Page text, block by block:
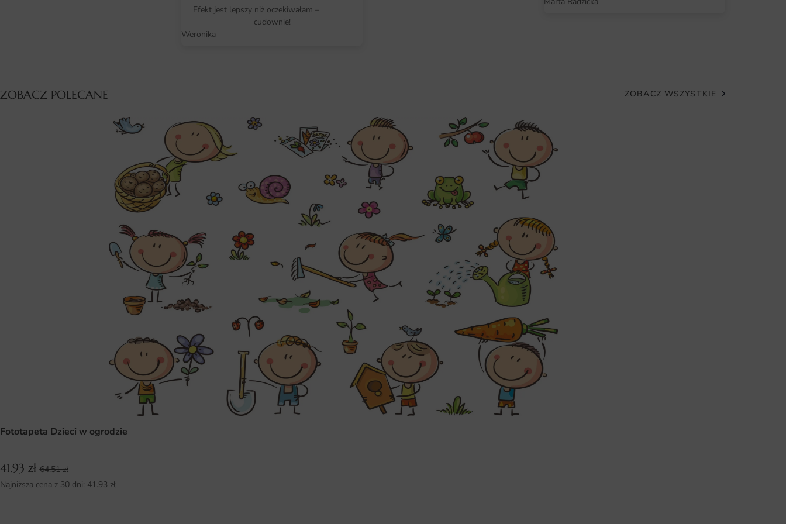
Efekt jest lepszy niż oczekiwałam –
cudownie!
Weronika
ZOBACZ POLECANE ZOBACZ WSZYSTKIE
Fototapeta Dzieci w ogrodzie
41.93 zł 64.51zł
Najniższa cena z 30 dni: 41.93 zł